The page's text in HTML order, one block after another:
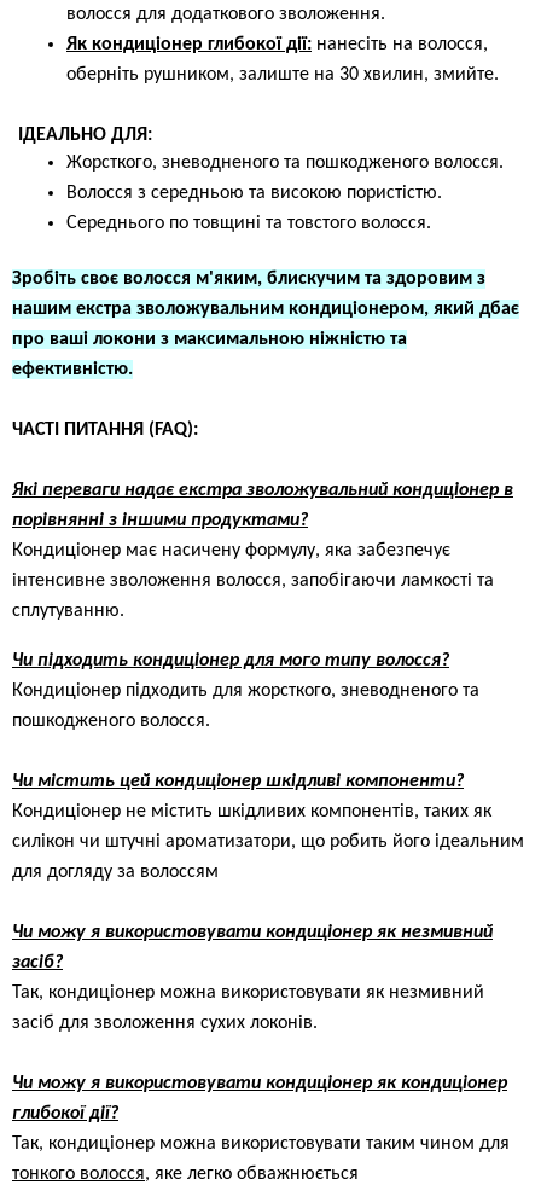
волосся для додаткового зволоження.
Як кондиціонер глибокої дії: нанесіть на волосся,
оберніть рушником, залиште на 30 хвилин, змийте.
ІДЕАЛЬНО ДЛЯ:
Жорсткого, зневодненого та пошкодженого волосся.
Волосся з середньою та високою пористістю.
Середнього по товщині та товстого волосся.
Зробіть своє волосся м'яким, блискучим та здоровим з
нашим екстра зволожувальним кондиціонером, який дбає
про ваші локони з максимальною ніжністю та
ефективністю.
ЧАСТІ ПИТАННЯ (FAQ):
Які переваги надає екстра зволожувальний кондиціонер в
порівнянні з іншими продуктами?
Кондиціонер має насичену формулу, яка забезпечує
інтенсивне зволоження волосся, запобігаючи ламкості та
сплутуванню.
Чи підходить кондиціонер для мого типу волосся?
Кондиціонер підходить для жорсткого, зневодненого та
пошкодженого волосся.
Чи містить цей кондиціонер шкідливі компоненти?
Кондиціонер не містить шкідливих компонентів, таких як
силікон чи штучні ароматизатори, що робить його ідеальним
для догляду за волоссям
Чи можу я використовувати кондиціонер як незмивний
засіб?
Так, кондиціонер можна використовувати як незмивний
засіб для зволоження сухих локонів.
Чи можу я використовувати кондиціонер як кондиціонер
глибокої дії?
Так, кондиціонер можна використовувати таким чином для
тонкого волосся, яке легко обважнюється